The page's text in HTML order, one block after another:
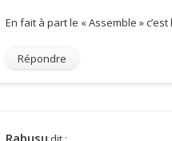
En fait à part le « Assemble »
Répondre